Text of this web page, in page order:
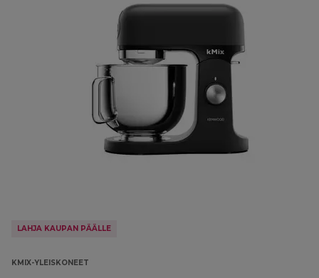
LAHJA KAUPAN PÄÄLLE
KMIX-YLEISKONEET